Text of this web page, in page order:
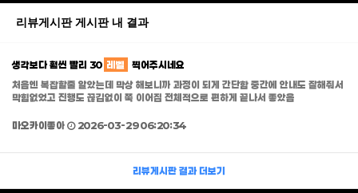
리뷰게시판 게시판 내 결과
생각보다 훨씬 빨리 30 레벨
찍어주시네요
처음엔 복잡할줄 알았는데 막상 해보니까 과정이 되게 간단함 중간에 안내도 잘해줘서
막힘없었고 진행도 끊김없이 쭉 이어짐 전체적으로 편하게 끝나서 좋았음
마오카이좋아 2026-03-29 06:20:34
리뷰게시판 결과 더보기